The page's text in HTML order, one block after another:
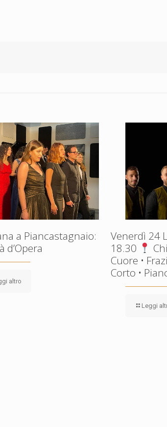
a Piancastagnaio:
d’Opera
altro
Venerdì 24
18.30
Cuore •
Corto •
Leggi